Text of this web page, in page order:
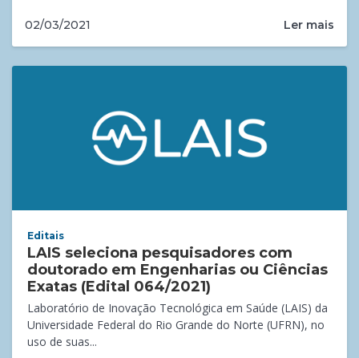
02/03/2021 Ler mais
Editais
LAIS seleciona pesquisadores com
doutorado em Engenharias ou Ciências
Exatas (Edital 064/2021)
Laboratório de Inovação Tecnológica em Saúde (LAIS) da
Universidade Federal do Rio Grande do Norte (UFRN), no
uso de suas...